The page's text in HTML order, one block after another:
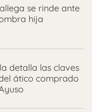
se rinde ante
hija
detalla las claves
ático comprado